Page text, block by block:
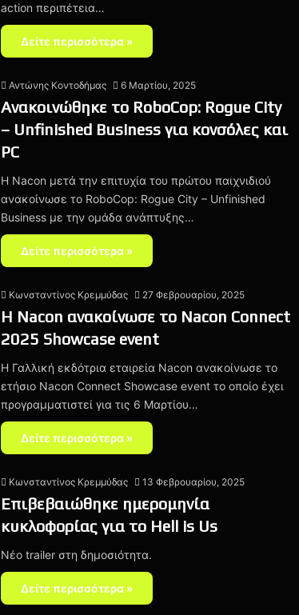
action περιπέτεια…
Δείτε περισσότερα »
Αντώνης Κοντοδήμας 6 Μαρτίου, 2025
Ανακοινώθηκε το RoboCop: Rogue City
– Unfinished Business για κονσόλες και
PC
Η Nacon μετά την επιτυχία του πρώτου παιχνιδιού
ανακοίνωσε το RoboCop: Rogue City – Unfinished
Business με την ομάδα ανάπτυξης…
Δείτε περισσότερα »
Κωνσταντίνος Κρεμμύδας 27 Φεβρουαρίου, 2025
Η Nacon ανακοίνωσε το Nacon Connect
2025 Showcase event
Η Γαλλική εκδότρια εταιρεία Nacon ανακοίνωσε το
ετήσιο Nacon Connect Showcase event το οποίο έχει
προγραμματιστεί για τις 6 Μαρτίου…
Δείτε περισσότερα »
Κωνσταντίνος Κρεμμύδας 13 Φεβρουαρίου, 2025
Επιβεβαιώθηκε ημερομηνία
κυκλοφορίας για το Hell is Us
Νέο trailer στη δημοσιότητα.
Δείτε περισσότερα »